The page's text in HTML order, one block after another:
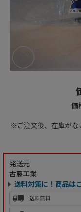
価
※ご注文後、在庫がな
発送元
古藤工業
送料対策に！商品は
送料無料